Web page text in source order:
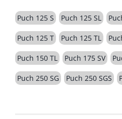
Puch 125 S Puch 125 SL
Puch 125 T Puch 125 TL
Puch 150 TL Puch 175 SV
Puch 250 SG Puch 250 SGS